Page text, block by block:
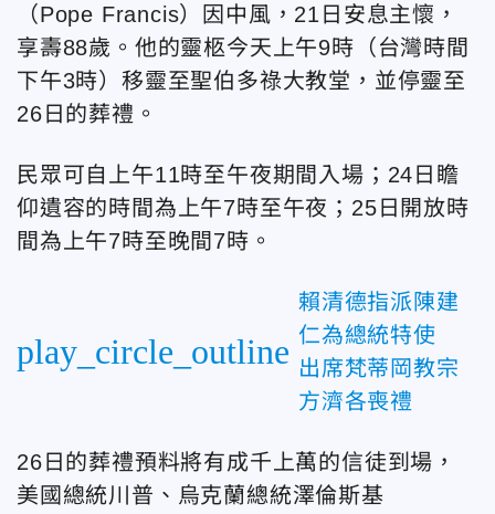
（Pope Francis）因中風，21日安息主懷，
享壽88歲。他的靈柩今天上午9時（台灣時間
下午3時）移靈至聖伯多祿大教堂，並停靈至
26日的葬禮。
民眾可自上午11時至午夜期間入場；24日瞻
仰遺容的時間為上午7時至午夜；25日開放時
間為上午7時至晚間7時。
play_circle_outline
賴清德指派陳建
仁為總統特使
出席梵蒂岡教宗
方濟各喪禮
26日的葬禮預料將有成千上萬的信徒到場，
美國總統川普、烏克蘭總統澤倫斯基